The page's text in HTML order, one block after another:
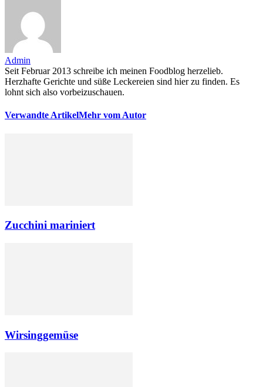
Admin
Seit Februar 2013 schreibe ich meinen Foodblog herzelieb.
Herzhafte Gerichte und süße Leckereien sind hier zu finden. Es
lohnt sich also vorbeizuschauen.
Verwandte ArtikelMehr vom Autor
Zucchini mariniert
Wirsinggemüse